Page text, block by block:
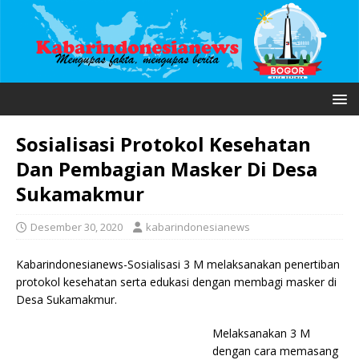
Sosialisasi Protokol Kesehatan
Dan Pembagian Masker Di Desa
Sukamakmur
Desember 30, 2020 kabarindonesianews
Kabarindonesianews-Sosialisasi 3 M melaksanakan penertiban
protokol kesehatan serta edukasi dengan membagi masker di
Desa Sukamakmur.
Melaksanakan 3 M
dengan cara memasang